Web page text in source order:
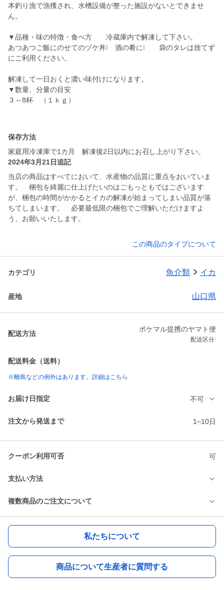
本釣り漁で漁獲され、水槽設備が整った施設がないとできませ
ん。
▼品種・味の特徴・食べ方 冷蔵庫内で解凍して下さい。
あつあつご飯にのせてのヅケ丼❕ 酒の肴に❕ 袋のタレは捨てず
にご利用ください。
解凍して一日おくと濃い味付けになります。
▼数量、分量の目安
３～8杯 （１ｋｇ）
保存方法
家庭用冷凍庫で1カ月 解凍後2日以内にお召し上がり下さい。
2024年3月21日追記
当店の商品はすべてにおいて、水産物の品質に重点をおいていま
す。 梱包を綺麗に仕上げたいのはごもっともではございます
が、梱包の時間がかかるとイカの解凍が始まってしまい品質が落
ちてしまいます。 必要最低限の梱包でご理解いただけますよ
う、お願いいたします。
この商品のタイプについて
カテゴリ 魚介類 イカ
産地 山口県
配送方法
ポケマル提携のヤマト便
配送区分:
配送料金（送料）
※離島などの例外はあります。詳細はこちら
お届け日指定 不可
注文から発送まで 1~10日
クーポン利用可否 可
支払い方法
複数商品のご注文について
私たちについて
商品について生産者に質問する